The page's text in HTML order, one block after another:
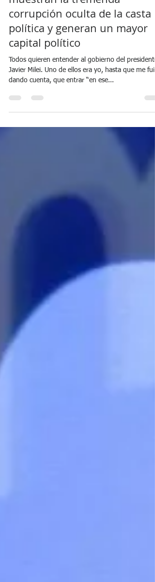
La astucia del gobierno de
Javier Milei, funciona: ante la
ausencia de legisladores
muestran la tremenda
corrupción oculta de la casta
política y generan un mayor
capital político
Javier Milei. Uno de ellos era yo, hasta que me fui